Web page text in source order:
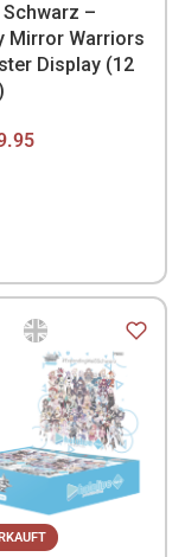
–
Mirror Warriors
Display (12